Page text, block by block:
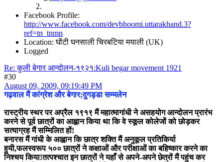
Facebook Profile:
http://www.facebook.com/devbhoomi.uttarakhand.3?
ref=tn_tnmn
Location: घोंटी घनसाली चिरबटिया मयाली (UK)
Logged
Re: कुली बेगार आन्दोलन-१९२१:Kuli begar movement 1921
#30
August 09, 2009, 09:19:49 PM
गढ़वाल मैं कांग्रेश और बेगार;दुगड्डा सम्मलेन
रास्ट्रीय स्थर पर अप्रैल १९१९ मैं महात्मागांधी ने असहयोग आन्दोलन प्रारंभ
करने से पूर्व छात्रों का आह्वान किया था कि वे स्कूल कोलेजों को छोड़कर
सत्याग्रह मैं सम्मिलित हों!
बनारस मैं गांधी के आह्वान कि छात्र शक्ति मैं अनुकूल प्रतिकिर्या
हुयी,फलस्वरूप ५०० छात्रों ने कक्षाओं और परीक्षाओं का बहिष्कार करने का
निश्चय किया!तत्पश्चात इन छात्रों ने यहाँ से अपने-अपने छेत्रों मैं पहुंच कर